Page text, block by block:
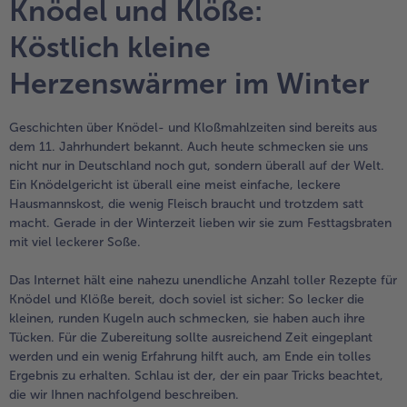
Geflügel
alle Geflügel
Fleischersatz
alle Fleischersatz
alle Pizza
Snacks
alle Snacks
Kartoffelprodukte
Beilagen & Saucen
alle Beilagen & Saucen
Suppeneinlagen
alle Suppeneinlagen
Brot & Brötchen
Online Exklusiv
alle Online Exklusiv
Länderküche
alle Länderküche
alle Vegetarisch & Vegan
BIO
alle BIO
Kids-Produkte
Schoko-Genuss
alle Schoko-Genuss
Confiserie & Feinkost
alle Confiserie & Feinkost
Für die Heißluftfritteuse
Entdecke köstliche Rezepte
Knödel und Klöße:
Köstlich kleine
Herzenswärmer im Winter
Geschichten über Knödel- und Kloßmahlzeiten sind bereits aus
dem 11. Jahrhundert bekannt. Auch heute schmecken sie uns
nicht nur in Deutschland noch gut, sondern überall auf der Welt.
Ein Knödelgericht ist überall eine meist einfache, leckere
Hausmannskost, die wenig Fleisch braucht und trotzdem satt
macht. Gerade in der Winterzeit lieben wir sie zum Festtagsbraten
mit viel leckerer Soße.
Das Internet hält eine nahezu unendliche Anzahl toller Rezepte für
Knödel und Klöße bereit, doch soviel ist sicher: So lecker die
kleinen, runden Kugeln auch schmecken, sie haben auch ihre
Tücken. Für die Zubereitung sollte ausreichend Zeit eingeplant
werden und ein wenig Erfahrung hilft auch, am Ende ein tolles
Ergebnis zu erhalten. Schlau ist der, der ein paar Tricks beachtet,
die wir Ihnen nachfolgend beschreiben.